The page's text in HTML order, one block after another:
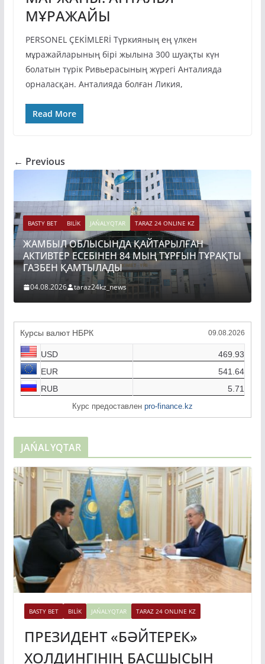
МҰРАЖАЙЫ
PERSONEL ÇEKİMLERİ Түркияның ең үлкен
мұражайларының бірі жылына 300 шуақты күн
болатын түрік Ривьерасының жүрегі Анталияда
орналасқан. Анталияда болған Ликия,
Read More
← Previous
24 ONLINE KZ
ТҰРҒЫН ТҰРАҚТЫ
BASTY BET BILİK JAŃALYQTAR TARAZ 24
ТОҚАЕВ БІРНЕШЕ ІРІ
ҚҰРЫЛЫСЫН РЕСМИ ТҮРДЕ
04.08.2026
Курсы валют НБРК 09.08.2026
USD
469.93
EUR
541.64
RUB
5.71
JAŃALYQTAR
BASTY BET BILİK JAŃALYQTAR TARAZ 24 ONLINE KZ
ПРЕЗИДЕНТ «БӘЙТЕРЕК»